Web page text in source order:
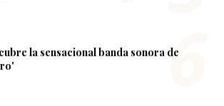
la sensacional banda sonora de